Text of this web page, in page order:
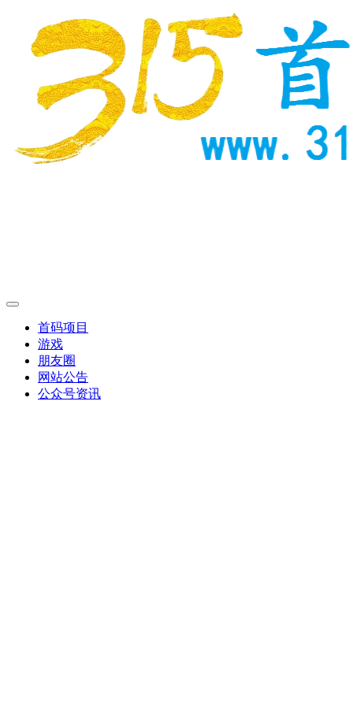
首码项目
游戏
朋友圈
网站公告
公众号资讯